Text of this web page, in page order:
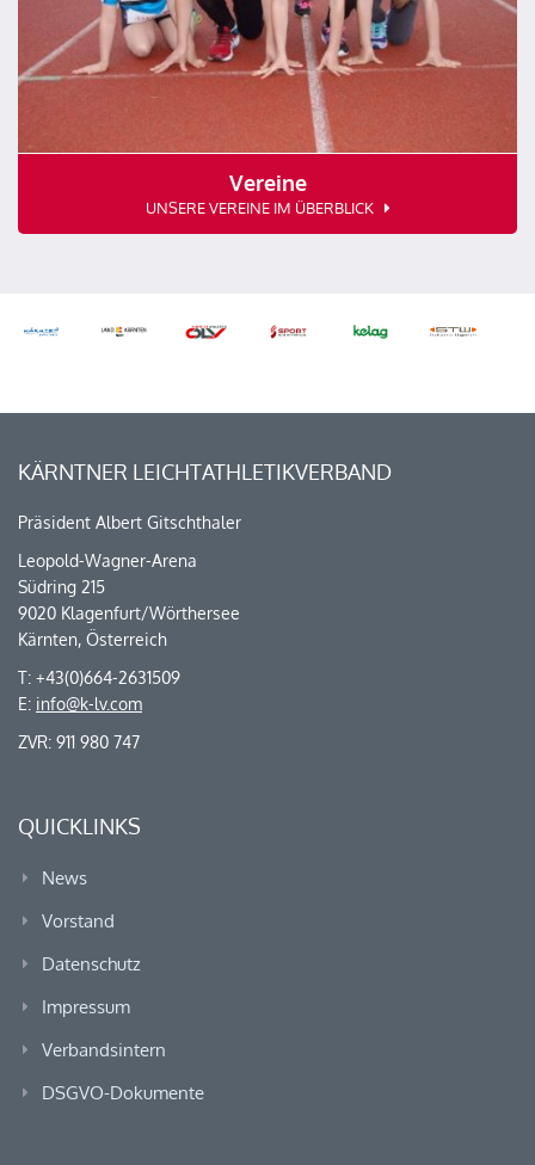
Vereine
UNSERE VEREINE IM ÜBERBLICK
KÄRNTNER LEICHTATHLETIKVERBAND
Präsident Albert Gitschthaler
Leopold-Wagner-Arena
Südring 215
9020 Klagenfurt/Wörthersee
Kärnten, Österreich
T: +43(0)664-2631509
E: info@k-lv.com
ZVR: 911 980 747
QUICKLINKS
News
Vorstand
Datenschutz
Impressum
Verbandsintern
DSGVO-Dokumente